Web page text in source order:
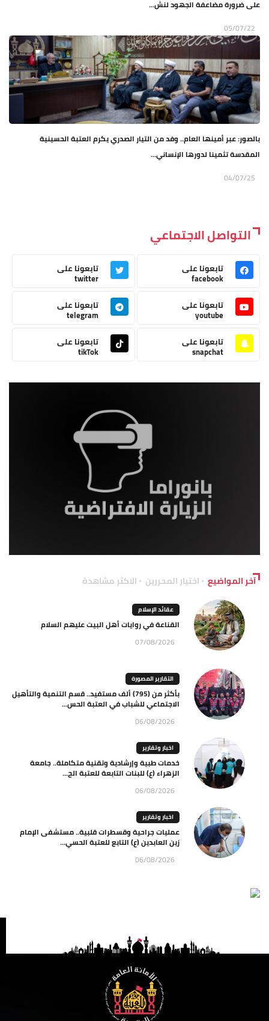
على ضرورة مضاعفة الجهود لنش...
05/07/22
بالصور: عبر أمينها العام.. وفد من التيار الصدري يكرم العتبة الحسينية
المقدسة تثمينا لدورها الإنساني...
04/07/25
التواصل الاجتماعي
تابعونا على
facebook
تابعونا على
twitter
تابعونا على
youtube
تابعونا على
telegram
تابعونا على
snapchat
تابعونا على
tikTok
آخر المواضيع اختيار المحررين الاكثر مشاهدة
عقائد الإسلام
القناعة في روايات أهل البيت عليهم السلام
07/08/2026
التقارير المصورة
بأكثر من (795) ألف مستفيد.. قسم التنمية والتأهيل
الاجتماعي للشباب في العتبة الحس...
06/08/2026
اخبار وتقارير
خدمات طبية وإرشادية وتقنية متكاملة.. جامعة
الزهراء (ع) للبنات التابعة للعتبة الح...
06/08/2026
اخبار وتقارير
عمليات جراحية وقسطرات قلبية.. مستشفى الإمام
زين العابدين (ع) التابع للعتبة الحسي...
06/08/2026